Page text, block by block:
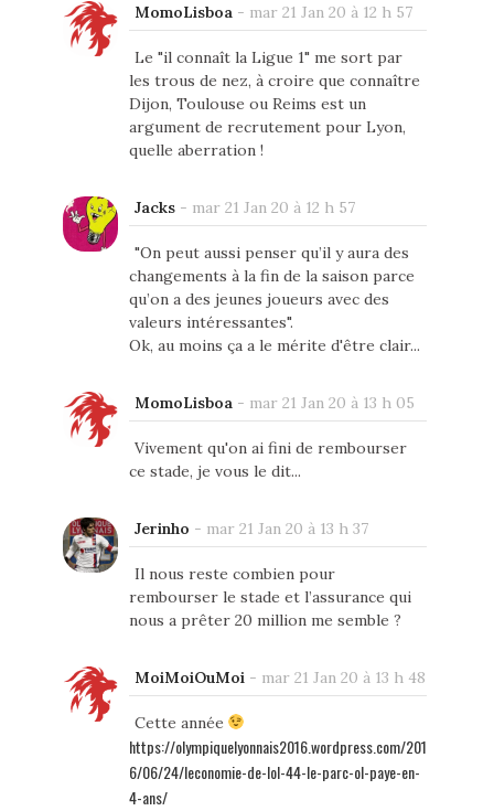
MomoLisboa- mar 21 Jan 20 à 12 h 57
Le "il connaît la Ligue 1" me sort par
les trous de nez, à croire que connaître
Dijon, Toulouse ou Reims est un
argument de recrutement pour Lyon,
quelle aberration !
Jacks- mar 21 Jan 20 à 12 h 57
"On peut aussi penser qu’il y aura des
changements à la fin de la saison parce
qu’on a des jeunes joueurs avec des
valeurs intéressantes".
Ok, au moins ça a le mérite d'être clair...
MomoLisboa- mar 21 Jan 20 à 13 h 05
Vivement qu'on ai fini de rembourser
ce stade, je vous le dit...
Jerinho - mar 21 Jan 20 à 13 h 37
Il nous reste combien pour
rembourser le stade et l’assurance qui
nous a prêter 20 million me semble ?
MoiMoiOuMoi- mar 21 Jan 20 à 13 h 48
Cette année
https://olympiquelyonnais2016.wordpress.com/201
6/06/24/leconomie-de-lol-44-le-parc-ol-paye-en-
4-ans/